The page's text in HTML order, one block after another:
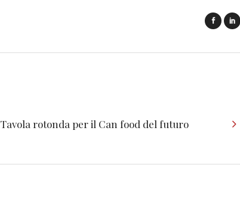
Tavola rotonda per il Can food del futuro